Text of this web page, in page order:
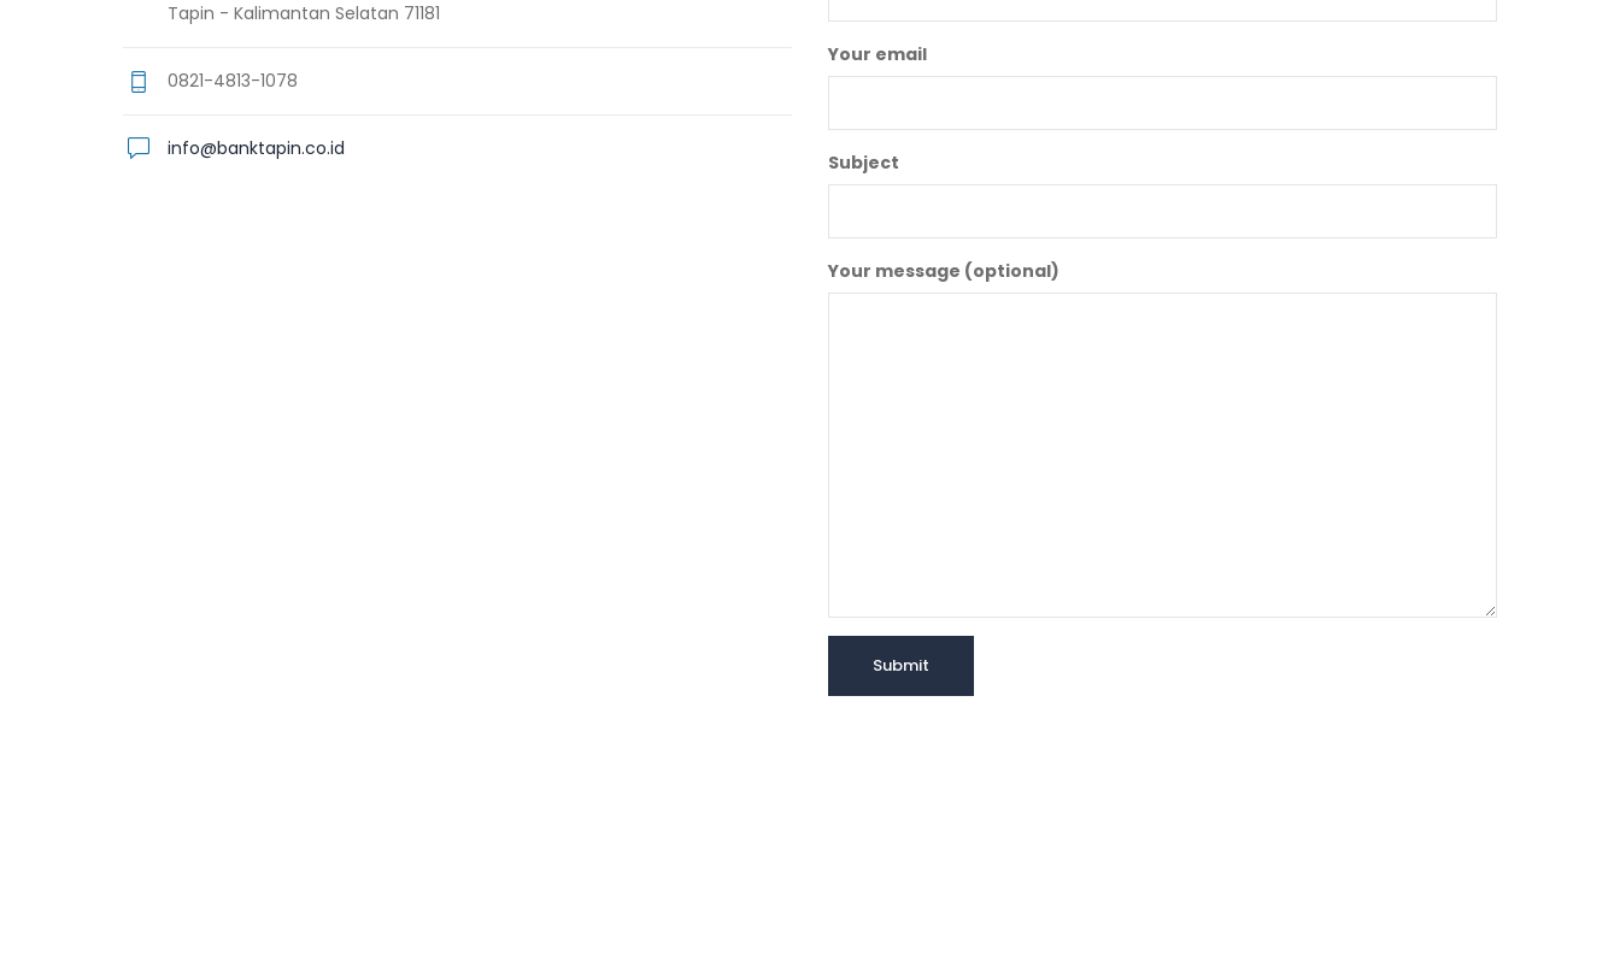
Tapin - Kalimantan Selatan 71181
0821-4813-1078
info@banktapin.co.id
Your email
Subject
Your message (optional)